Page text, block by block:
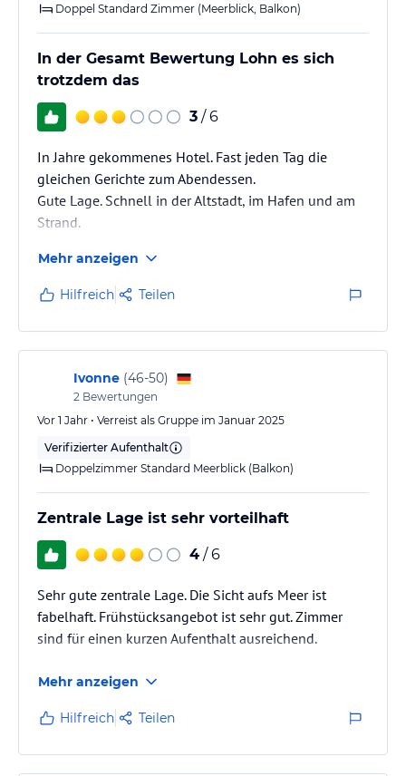
Doppel Standard Zimmer (Meerblick, Balkon)
In der Gesamt Bewertung Lohn es sich
trotzdem das
3 / 6
In Jahre gekommenes Hotel. Fast jeden Tag die
gleichen Gerichte zum Abendessen.
Gute Lage. Schnell in der Altstadt, im Hafen und am
Strand.
Mehr anzeigen
Hilfreich Teilen
Ivonne (46-50)
2 Bewertungen
Vor 1 Jahr • Verreist als Gruppe im Januar 2025
Verifizierter Aufenthalt
Doppelzimmer Standard Meerblick (Balkon)
Zentrale Lage ist sehr vorteilhaft
4 / 6
Sehr gute zentrale Lage. Die Sicht aufs Meer ist
fabelhaft. Frühstücksangebot ist sehr gut. Zimmer
sind für einen kurzen Aufenthalt ausreichend.
Mehr anzeigen
Hilfreich Teilen